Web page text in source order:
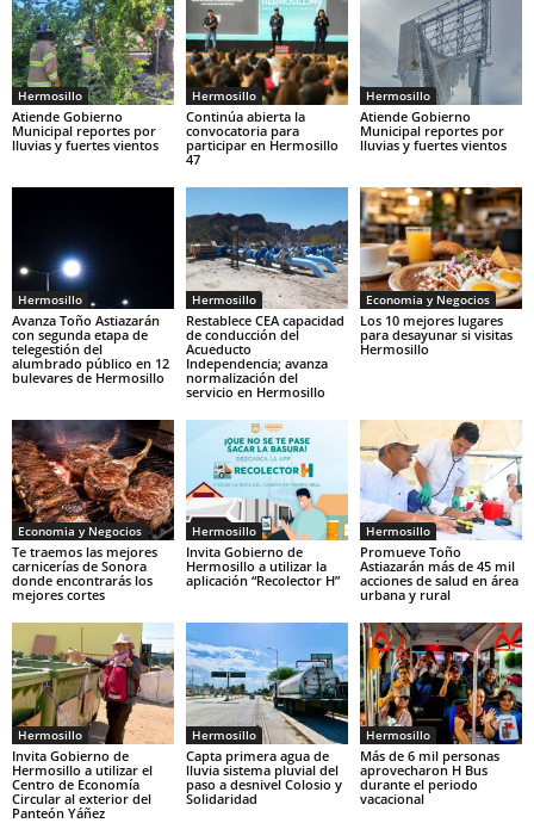
Hermosillo
Atiende Gobierno
Municipal reportes por
lluvias y fuertes vientos
Hermosillo
Continúa abierta la
convocatoria para
participar en Hermosillo
47
Hermosillo
Atiende Gobierno
Municipal reportes por
lluvias y fuertes vientos
Hermosillo
Avanza Toño Astiazarán
con segunda etapa de
telegestión del
alumbrado público en 12
bulevares de Hermosillo
Hermosillo
Restablece CEA capacidad
de conducción del
Acueducto
Independencia; avanza
normalización del
servicio en Hermosillo
Economia y Negocios
Los 10 mejores lugares
para desayunar si visitas
Hermosillo
Economia y Negocios
Te traemos las mejores
carnicerías de Sonora
donde encontrarás los
mejores cortes
Hermosillo
Invita Gobierno de
Hermosillo a utilizar la
aplicación “Recolector H”
Hermosillo
Promueve Toño
Astiazarán más de 45 mil
acciones de salud en área
urbana y rural
Hermosillo
Invita Gobierno de
Hermosillo a utilizar el
Centro de Economía
Circular al exterior del
Panteón Yáñez
Hermosillo
Capta primera agua de
lluvia sistema pluvial del
paso a desnivel Colosio y
Solidaridad
Hermosillo
Más de 6 mil personas
aprovecharon H Bus
durante el periodo
vacacional